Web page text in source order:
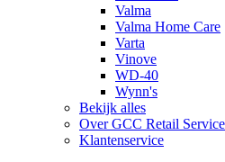
Valma
Valma Home Care
Varta
Vinove
WD-40
Wynn's
Bekijk alles
Over GCC Retail Service
Klantenservice